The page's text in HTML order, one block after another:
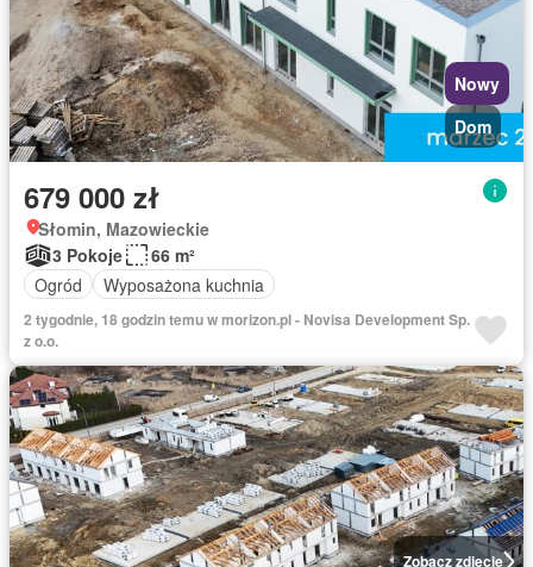
Nowy
Dom
679 000 zł
Słomin, Mazowieckie
3 Pokoje
66 m²
Ogród
Wyposażona kuchnia
2 tygodnie, 18 godzin temu w morizon.pl - Novisa Development Sp.
z o.o.
Zobacz zdjęcie